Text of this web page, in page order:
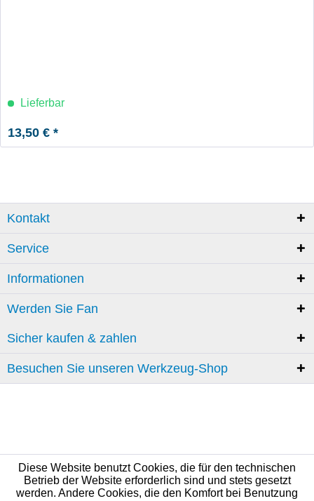
Lieferbar
13,50 € *
Kontakt
Service
Informationen
Werden Sie Fan
Sicher kaufen & zahlen
Besuchen Sie unseren Werkzeug-Shop
Diese Website benutzt Cookies, die für den technischen
Betrieb der Website erforderlich sind und stets gesetzt
werden. Andere Cookies, die den Komfort bei Benutzung